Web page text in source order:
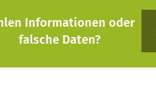
Informationen oder
falsche Daten?